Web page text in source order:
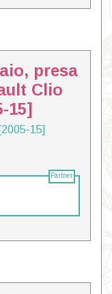
presa
Clio
15]
15]
Partner